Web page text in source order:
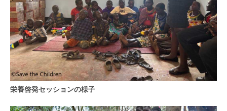
栄養啓発セッションの様子